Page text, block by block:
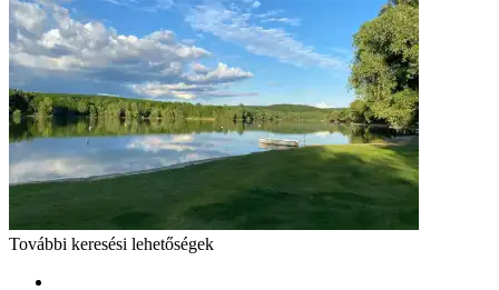
További keresési lehetőségek